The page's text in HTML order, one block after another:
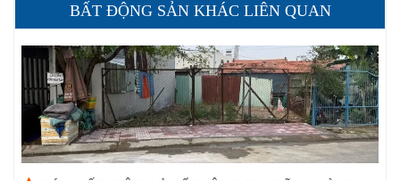
BẤT ĐỘNG SẢN KHÁC LIÊN QUAN